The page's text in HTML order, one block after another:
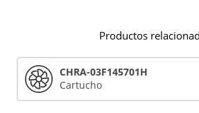
Productos
CHRA-03F145701H
Cartucho